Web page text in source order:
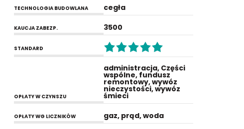
TECHNOLOGIA BUDOWLANA cegła
KAUCJA ZABEZP. 3500
STANDARD
OPŁATY W CZYNSZU
administracja, Części
wspólne, fundusz
remontowy, wywóz
nieczystości, wywóz
śmieci
OPŁATY WG LICZNIKÓW gaz, prąd, woda